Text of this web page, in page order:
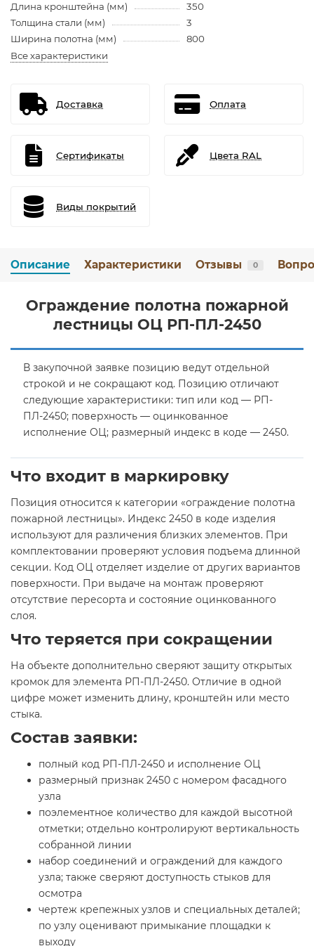
Длина кронштейна (мм)
350
Толщина стали (мм)
3
Ширина полотна (мм)
800
Все характеристики
Доставка Оплата
Сертификаты Цвета RAL
Виды покрытий
Описание Характеристики Отзывы 0
Ограждение полотна пожарной
лестницы ОЦ РП-ПЛ-2450
В закупочной заявке позицию ведут отдельной
строкой и не сокращают код. Позицию отличают
следующие характеристики: тип или код — РП-
ПЛ-2450; поверхность — оцинкованное
исполнение ОЦ; размерный индекс в коде — 2450.
Что входит в маркировку
Позиция относится к категории «ограждение полотна
пожарной лестницы». Индекс 2450 в коде изделия
используют для различения близких элементов. При
комплектовании проверяют условия подъема длинной
секции. Код ОЦ отделяет изделие от других вариантов
поверхности. При выдаче на монтаж проверяют
отсутствие пересорта и состояние оцинкованного
слоя.
Что теряется при сокращении
На объекте дополнительно сверяют защиту открытых
кромок для элемента РП-ПЛ-2450. Отличие в одной
цифре может изменить длину, кронштейн или место
стыка.
Состав заявки:
полный код РП-ПЛ-2450 и исполнение ОЦ
размерный признак 2450 с номером фасадного
узла
поэлементное количество для каждой высотной
отметки; отдельно контролируют вертикальность
собранной линии
набор соединений и ограждений для каждого
узла; также сверяют доступность стыков для
осмотра
чертеж крепежных узлов и специальных деталей;
по узлу оценивают примыкание площадки к
выходу